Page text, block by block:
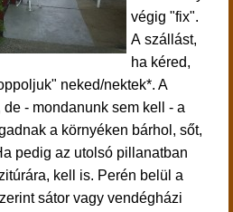
végig "fix".
A szállást,
ha kéred,
neked/nektek*. A
- mondanunk sem kell - a
a környéken bárhol, sőt,
pedig az utolsó pillanatban
kell is. Perén belül a
sátor vagy vendégházi